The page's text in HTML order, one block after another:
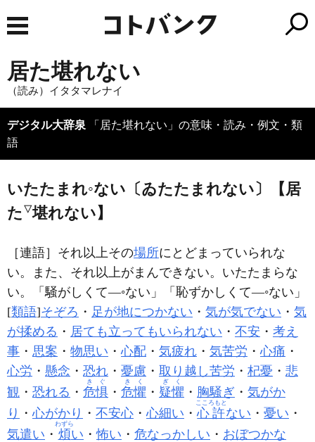
居た堪れない
（読み）イタタマレナイ
デジタル大辞泉
語
いたたまれ◦ない〔ゐたたまれない〕【居
た ▽堪れない】
［連語］ それ以上その場所にとどまっていられな
い。また、それ以上がまんできない。いたたまらな
い。「騒がしくて―◦ない」「恥ずかしくて―◦ない」
[類語]そぞろ ・ 足が地につかない ・ 気が気でない ・ 気
が揉める ・ 居ても立ってもいられない ・ 不安 ・ 考え
事 ・ 思案 ・ 物思い ・心配 ・ 気疲れ ・ 気苦労 ・心痛 ・
心労 ・ 懸念 ・ 恐れ ・ 憂慮 ・ 取り越し苦労 ・ 杞憂 ・ 悲
観 ・ 恐れる ・ 危惧
きぐ
・ 危懼
きく
・ 疑懼
ぎく
・ 胸騒ぎ ・ 気がか
り ・心がかり ・ 不安心 ・心細い ・心許
こころもと
ない ・ 憂い ・
気遣い ・ 煩
わずら
い ・怖い ・ 危なっかしい ・ おぼつかな